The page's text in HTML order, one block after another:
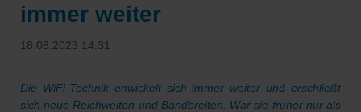
immer weiter
18.08.2023 14:31
Die WiFi-Technik enwickelt sich immer weiter und erschließt
sich neue Reichweiten und Bandbreiten. War sie früher nur als